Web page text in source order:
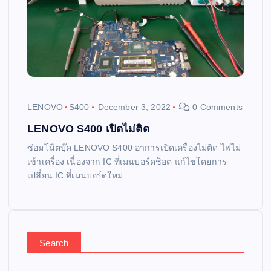
LENOVO S400 December 3, 2022 0 Comments
LENOVO S400 เปิดไม่ติด
ซ่อมโน๊ตบุ๊ค LENOVO S400 อาการเปิดเครื่องไม่ติด ไฟไม่
เข้าเครื่อง เนื่องจาก IC ที่เมนบอร์ดช็อต แก้ไขโดยการ
เปลี่ยน IC ที่เมนบอร์ดใหม่
Search